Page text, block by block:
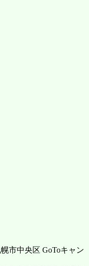
市中央区 GoToキャン